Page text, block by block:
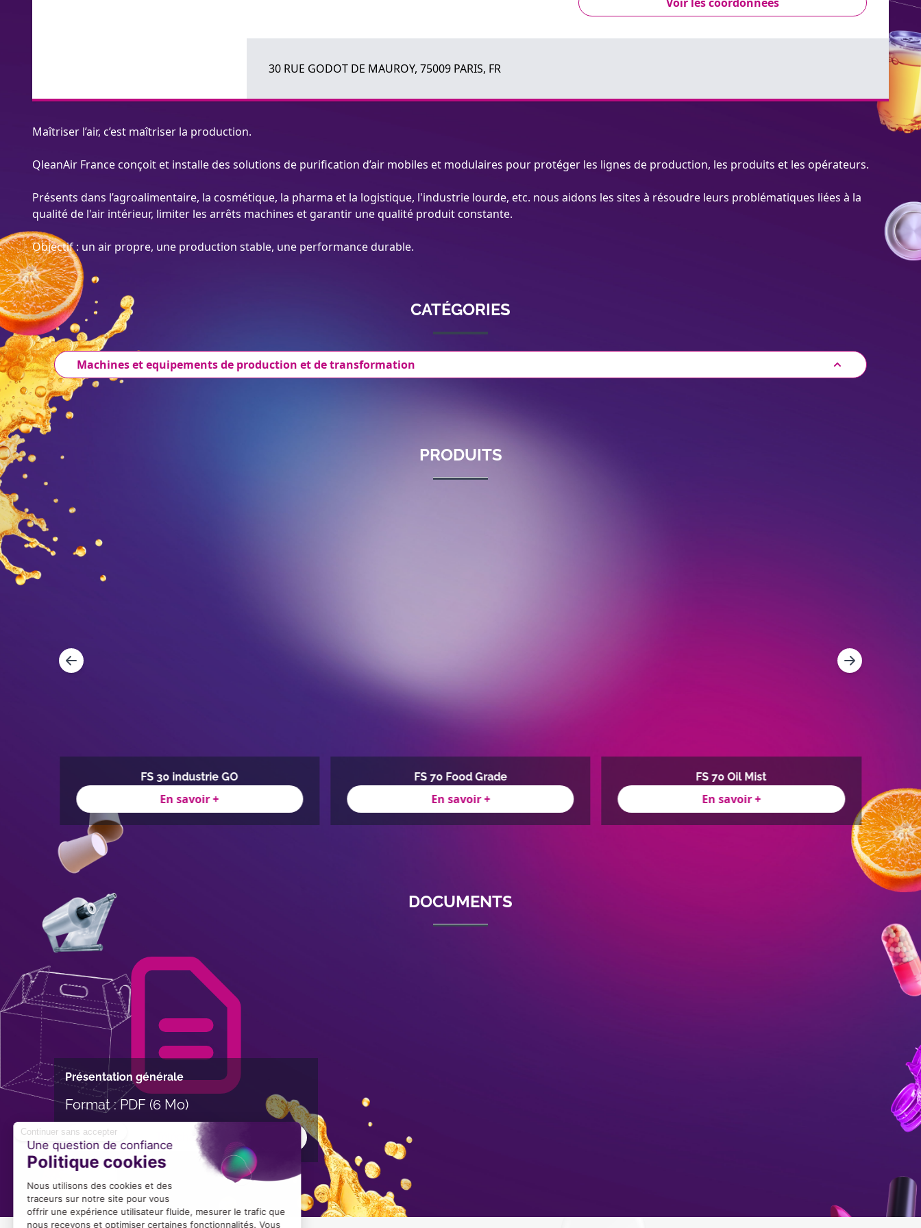
30 RUE GODOT DE MAUROY, 75009 PARIS, FR
Maîtriser l’air, c’est maîtriser la production.
QleanAir France conçoit et installe des solutions de purification d’air mobiles et modulaires pour protéger les lignes de production, les produits et les opérateurs.
Présents dans l’agroalimentaire, la cosmétique, la pharma et la logistique, l'industrie lourde, etc. nous aidons les sites à résoudre leurs problématiques liées à la
qualité de l'air intérieur, limiter les arrêts machines et garantir une qualité produit constante.
Objectif : un air propre, une production stable, une performance durable.
CATÉGORIES
Machines et equipements de production et de transformation
PRODUITS
FS 30 industrie GO
En savoir +
FS 70 Food Grade
En savoir +
FS 70 Oil Mist
En savoir +
1
of
DOCUMENTS
Présentation générale
Format : PDF (6 Mo)
Télécharger